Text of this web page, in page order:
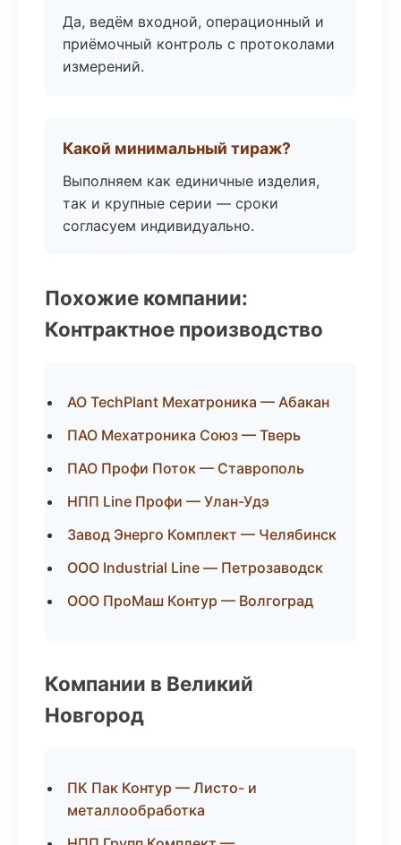
Да, ведём входной, операционный и
приёмочный контроль с протоколами
измерений.
Какой минимальный тираж?
Выполняем как единичные изделия,
так и крупные серии — сроки
согласуем индивидуально.
Похожие компании:
Контрактное производство
АО TechPlant Мехатроника — Абакан
ПАО Мехатроника Союз — Тверь
ПАО Профи Поток — Ставрополь
НПП Line Профи — Улан-Удэ
Завод Энерго Комплект — Челябинск
ООО Industrial Line — Петрозаводск
ООО ПроМаш Контур — Волгоград
Компании в Великий
Новгород
ПК Пак Контур — Листо- и
металлообработка